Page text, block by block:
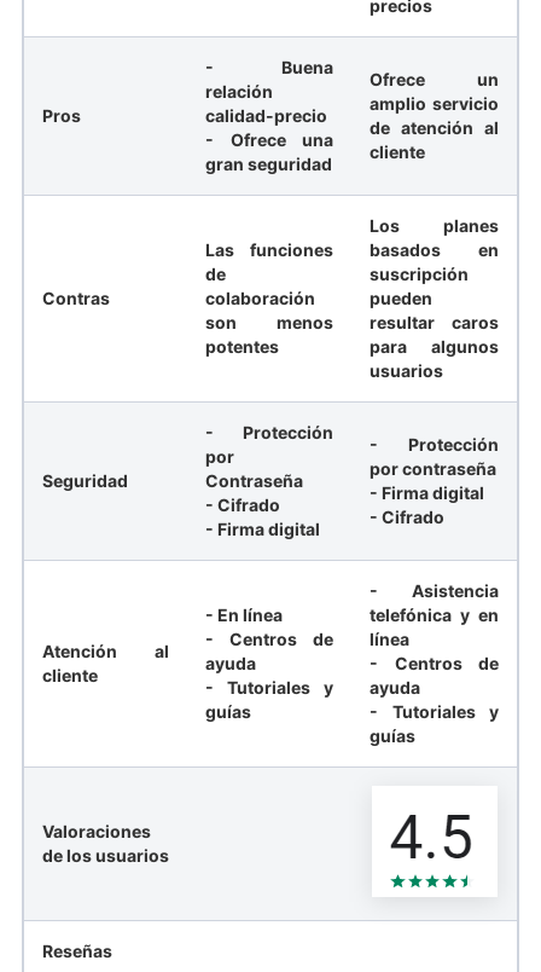
precios
Pros
- Buena
relación
calidad-precio
- Ofrece una
gran seguridad
Ofrece un
amplio servicio
de atención al
cliente
Contras
Las funciones
de
colaboración
son menos
potentes
Los planes
basados en
suscripción
pueden
resultar caros
para algunos
usuarios
Seguridad
- Protección
por
Contraseña
- Cifrado
- Firma digital
- Protección
por contraseña
- Firma digital
- Cifrado
Atención al
cliente
- En línea
- Centros de
ayuda
- Tutoriales y
guías
- Asistencia
telefónica y en
línea
- Centros de
ayuda
- Tutoriales y
guías
Valoraciones
de los usuarios
Reseñas